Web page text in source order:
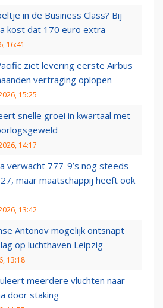
in de Business Class? Bij
kost dat 170 euro extra
16:41
ziet levering eerste Airbus
vertraging oplopen
15:25
snelle groei in kwartaal met
14:17
verwacht 777-9’s nog steeds
maar maatschappij heeft ook
13:42
Antonov mogelijk ontsnapt
op luchthaven Leipzig
13:18
meerdere vluchten naar
door staking